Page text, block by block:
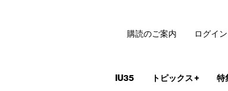
IU35 トピックス+ 特
購読のご案内 ログイン